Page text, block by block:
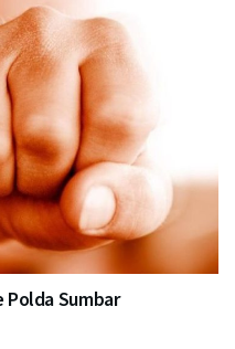
Polda Sumbar